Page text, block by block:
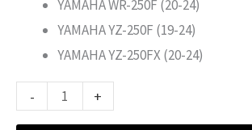
YAMAHA WR-250F (20-24)
YAMAHA YZ-250F (19-24)
YAMAHA YZ-250FX (20-24)
- +